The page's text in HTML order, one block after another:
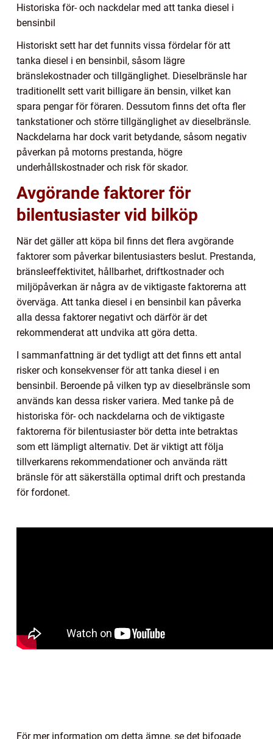
Historiska för- och nackdelar med att tanka diesel i
bensinbil
Historiskt sett har det funnits vissa fördelar för att
tanka diesel i en bensinbil, såsom lägre
bränslekostnader och tillgänglighet. Dieselbränsle har
traditionellt sett varit billigare än bensin, vilket kan
spara pengar för föraren. Dessutom finns det ofta fler
tankstationer och större tillgänglighet av dieselbränsle.
Nackdelarna har dock varit betydande, såsom negativ
påverkan på motorns prestanda, högre
underhållskostnader och risk för skador.
Avgörande faktorer för
bilentusiaster vid bilköp
När det gäller att köpa bil finns det flera avgörande
faktorer som påverkar bilentusiasters beslut. Prestanda,
bränsleeffektivitet, hållbarhet, driftkostnader och
miljöpåverkan är några av de viktigaste faktorerna att
överväga. Att tanka diesel i en bensinbil kan påverka
alla dessa faktorer negativt och därför är det
rekommenderat att undvika att göra detta.
I sammanfattning är det tydligt att det finns ett antal
risker och konsekvenser för att tanka diesel i en
bensinbil. Beroende på vilken typ av dieselbränsle som
används kan dessa risker variera. Med tanke på de
historiska för- och nackdelarna och de viktigaste
faktorerna för bilentusiaster bör detta inte betraktas
som ett lämpligt alternativ. Det är viktigt att följa
tillverkarens rekommendationer och använda rätt
bränsle för att säkerställa optimal drift och prestanda
för fordonet.
För mer information om detta ämne, se det bifogade